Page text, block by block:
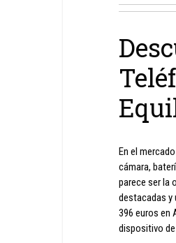
En el
cámara,
parece ser la
destacadas y
396 euros en
dispositivo